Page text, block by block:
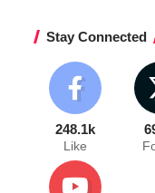
Stay Connected
248.1k
Like